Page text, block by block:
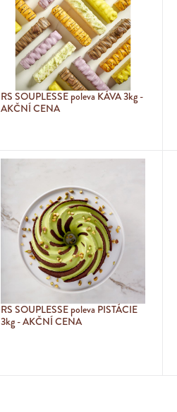
RS SOUPLESSE poleva KÁVA 3kg -
AKČNÍ CENA
RS SOUPLESSE poleva PISTÁCIE
3kg - AKČNÍ CENA